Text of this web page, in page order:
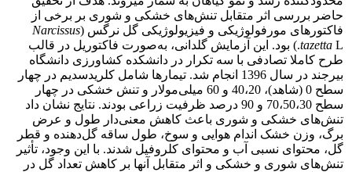
حاضر بررسی اثر متقابل تنش‌های خشکی و شوری بر برخی از
فاکتورهای مورفولوژیکی و فیزیولوژیکی گل نرگس (Narcissus
tazettaL.) بود. این آزمایش گلدانی، به‌صورت فاکتوریل در قالب
طرح کاملا تصادفی با سه تکرار در دانشکده کشاورزی دانشگاه
بیرجند در سال 1396 انجام شد. تیمارها شامل کلرید‌سدیم در چهار
سطح 0 (شاهد)، 40،20 و 60 میلی‌مولار و تنش خشکی در چهار
سطح 70،50،30 و 90 درصد ظرفیت زراعی بودند. نتایج نشان داد
تنش‌های خشکی و شوری باعث کاهش معنی‌دار طول و عرض
برگ، وزن خشک اندام هوایی و سوخ، طول ساقه گل‌دهنده و قطر
گل، محتوای نسبی آب و محتوای کلروفیل شدند. با این وجود، تأثیر
تنش‌های شوری و خشکی و اثر متقابل آنها بر کاهش تعداد گل در